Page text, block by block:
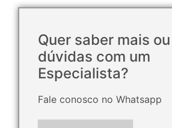
Quer saber mais
dúvidas com um
Especialista?
Fale conosco no Whatsapp